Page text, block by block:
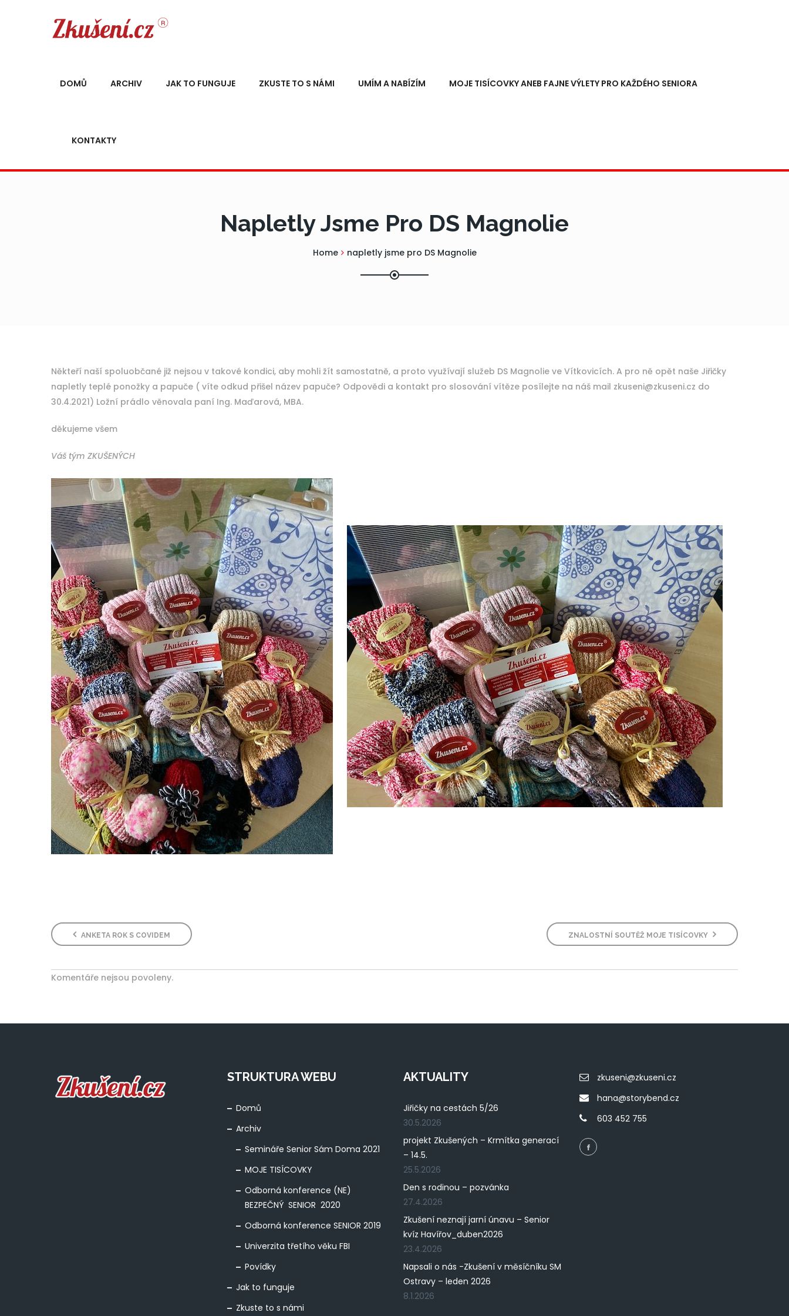
DOMŮ ARCHIV JAK TO FUNGUJE ZKUSTE TO S NÁMI UMÍM A NABÍZÍM MOJE TISÍCOVKY ANEB FAJNE VÝLETY PRO KAŽDÉHO SENIORA
KONTAKTY
Napletly Jsme Pro DS Magnolie
Home napletly jsme pro DS Magnolie
Někteří naší spoluobčané již nejsou v takové kondici, aby mohli žít samostatně, a proto využívají služeb DS Magnolie ve Vítkovicích. A pro ně opět naše Jiřičky
napletly teplé ponožky a papuče ( víte odkud přišel název papuče? Odpovědi a kontakt pro slosování vítěze posílejte na náš mail zkuseni@zkuseni.cz do
30.4.2021) Ložní prádlo věnovala paní Ing. Maďarová, MBA.
děkujeme všem
Váš tým ZKUŠENÝCH
ANKETA ROK S COVIDEM ZNALOSTNÍ SOUTĚŽ MOJE TISÍCOVKY
Komentáře nejsou povoleny.
STRUKTURA WEBU
Domů
Archiv
Semináře Senior Sám Doma 2021
MOJE TISÍCOVKY
Odborná konference (NE)
BEZPEČNÝ SENIOR 2020
Odborná konference SENIOR 2019
Univerzita třetího věku FBI
Povídky
Jak to funguje
Zkuste to s námi
AKTUALITY
Jiřičky na cestách 5/26
30.5.2026
projekt Zkušených – Krmítka generací
– 14.5.
25.5.2026
Den s rodinou – pozvánka
27.4.2026
Zkušení neznají jarní únavu – Senior
kvíz Havířov_duben2026
23.4.2026
Napsali o nás -Zkušení v měsíčníku SM
Ostravy – leden 2026
8.1.2026
zkuseni@zkuseni.cz
hana@storybend.cz
603 452 755